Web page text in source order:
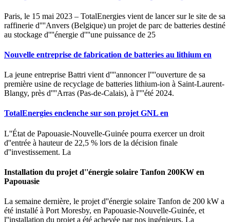
Paris, le 15 mai 2023 – TotalEnergies vient de lancer sur le site de sa
raffinerie d''''Anvers (Belgique) un projet de parc de batteries destiné
au stockage d''''énergie d''''une puissance de 25
Nouvelle entreprise de fabrication de batteries au lithium en
La jeune entreprise Battri vient d''''annoncer l''''ouverture de sa
première usine de recyclage de batteries lithium-ion à Saint-Laurent-
Blangy, près d''''Arras (Pas-de-Calais), à l''''été 2024.
TotalEnergies enclenche sur son projet GNL en
L''État de Papouasie-Nouvelle-Guinée pourra exercer un droit
d''entrée à hauteur de 22,5 % lors de la décision finale
d''investissement. La
Installation du projet d''énergie solaire Tanfon 200KW en
Papouasie
La semaine dernière, le projet d''énergie solaire Tanfon de 200 kW a
été installé à Port Moresby, en Papouasie-Nouvelle-Guinée, et
l''installation du projet a été achevée par nos ingénieurs. La